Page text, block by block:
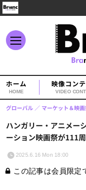
ホーム
HOME
映像コン
VIDEO
ハンガリー・アニメー
ーション映画祭が111
グローバル マーケット＆映
2025.6.16 Mon 18:00
この記事は会員限定